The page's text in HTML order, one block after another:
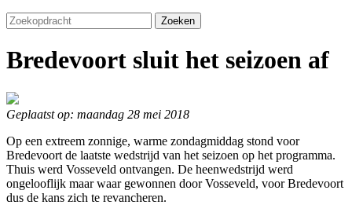
Zoeken
Bredevoort sluit het seizoen af
Geplaatst op: maandag 28 mei 2018
Op een extreem zonnige, warme zondagmiddag stond voor
Bredevoort de laatste wedstrijd van het seizoen op het programma.
Thuis werd Vosseveld ontvangen. De heenwedstrijd werd
ongelooflijk maar waar gewonnen door Vosseveld, voor Bredevoort
dus de kans zich te revancheren.